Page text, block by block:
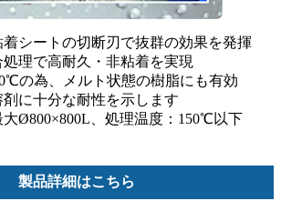
シートの切断刃で抜群の効果を発揮
理で高耐久・非粘着を実現
の為、メルト状態の樹脂にも有効
に十分な耐性を示します
Ø800×800L、処理温度：150℃以下
製品詳細はこちら